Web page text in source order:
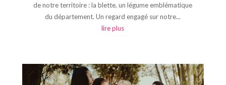
de notre territoire : la blette, un légume emblématique
du département. Un regard engagé sur notre...
lire plus